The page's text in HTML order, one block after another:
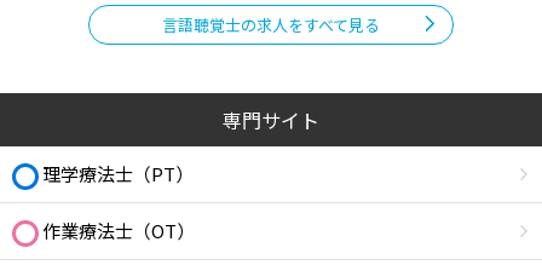
言語聴覚士の求人をすべて見る
専門サイト
理学療法士（PT）
作業療法士（OT）